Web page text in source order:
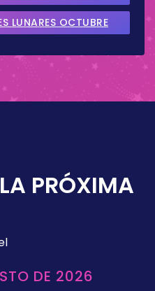
2026
LUNARES OCTUBRE
PRÓXIMA
DE 2026